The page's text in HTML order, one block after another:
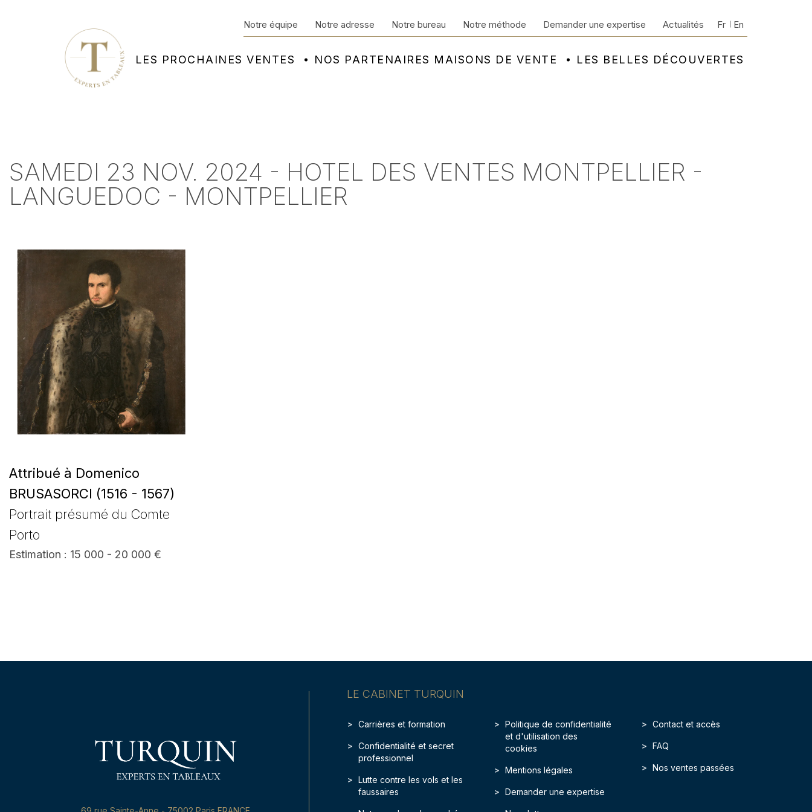
LES PROCHAINES VENTES NOS PARTENAIRES MAISONS DE VENTE LES BELLES DÉCOUVERTES
Notre équipe Notre adresse Notre bureau Notre méthode Demander une expertise Actualités Fr En
SAMEDI 23 NOV. 2024 - HOTEL DES VENTES MONTPELLIER -
LANGUEDOC - MONTPELLIER
Attribué à Domenico
BRUSASORCI (1516 - 1567)
Portrait présumé du Comte
Porto
Estimation : 15 000 - 20 000 €
LE CABINET TURQUIN
Carrières et formation
Confidentialité et secret
professionnel
Lutte contre les vols et les
faussaires
Politique de confidentialité
et d'utilisation des
cookies
Mentions légales
Demander une expertise
Contact et accès
FAQ
Nos ventes passées